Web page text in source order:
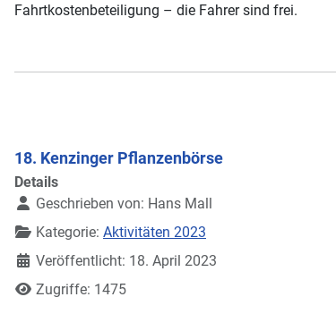
Fahrtkostenbeteiligung – die Fahrer sind frei.
18. Kenzinger Pflanzenbörse
Details
Geschrieben von: Hans Mall
Kategorie: Aktivitäten 2023
Veröffentlicht: 18. April 2023
Zugriffe: 1475